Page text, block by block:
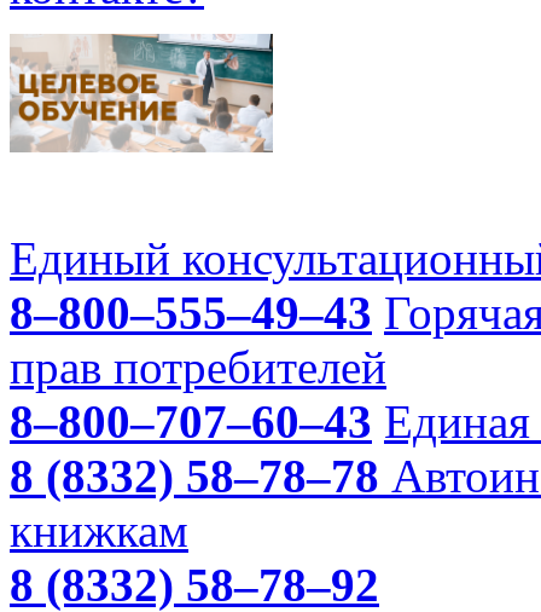
Единый
8–800–555–49–43
прав потребителей
8–800–707–60–43 Единая
8 (8332) 58–78–78
книжкам
8 (8332) 58–78–92